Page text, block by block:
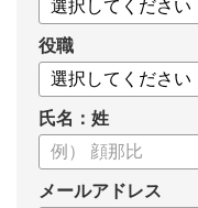
・経営戦略が「絵に描い
・人材の見える化や評
・カオナビを活用した
役職
氏名：姓
メールアドレス